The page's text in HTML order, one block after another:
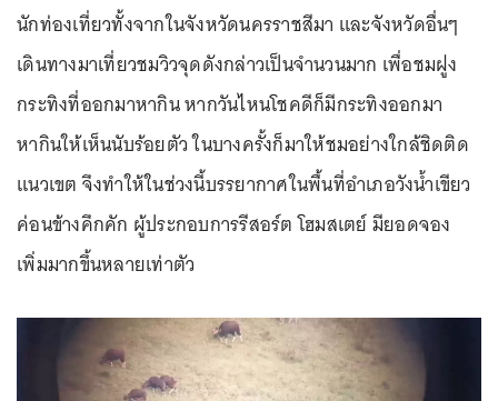
นักท่องเที่ยวทั้งจากในจังหวัดนครราชสีมา และจังหวัดอื่นๆ
เดินทางมาเที่ยวชมวิวจุดดังกล่าวเป็นจำนวนมาก เพื่อชมฝูง
กระทิงที่ออกมาหากิน หากวันไหนโชคดีก็มีกระทิงออกมา
หากินให้เห็นนับร้อยตัว ในบางครั้งก็มาให้ชมอย่างใกล้ชิดติด
แนวเขต จึงทำให้ในช่วงนี้บรรยากาศในพื้นที่อำเภอวังน้ำเขียว
ค่อนข้างคึกคัก ผู้ประกอบการรีสอร์ต โฮมสเตย์ มียอดจอง
เพิ่มมากขึ้นหลายเท่าตัว